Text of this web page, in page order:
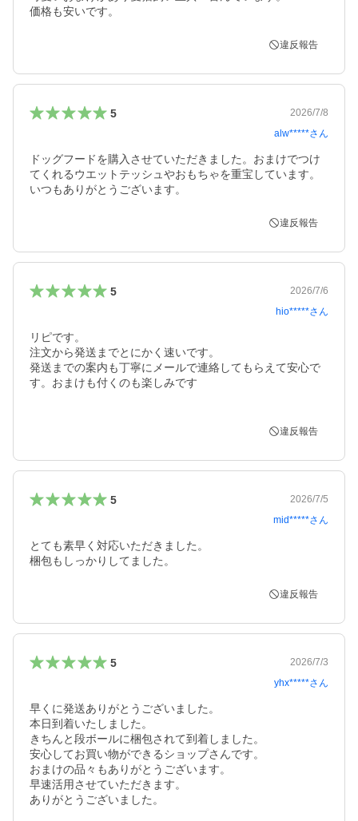
価格も安いです。
違反報告
5
2026/7/8
alw*****さん
ドッグフードを購入させていただきました。おまけでつけ
てくれるウエットテッシュやおもちゃを重宝しています。
いつもありがとうございます。
違反報告
5
2026/7/6
hio*****さん
リピです。
注文から発送までとにかく速いです。
発送までの案内も丁寧にメールで連絡してもらえて安心で
す。おまけも付くのも楽しみです
違反報告
5
2026/7/5
mid*****さん
とても素早く対応いただきました。
梱包もしっかりしてました。
違反報告
5
2026/7/3
yhx*****さん
早くに発送ありがとうございました。
本日到着いたしました。
きちんと段ボールに梱包されて到着しました。
安心してお買い物ができるショップさんです。
おまけの品々もありがとうございます。
早速活用させていただきます。
ありがとうございました。